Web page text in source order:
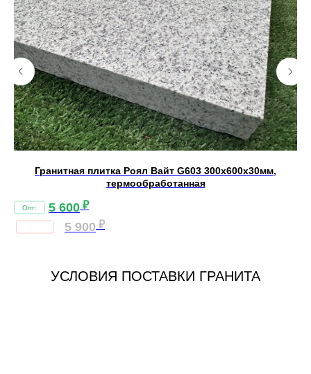
Гранитная плитка Роял Вайт G603 300х600х30мм,
термообработанная
5 600 ₽
5 900 ₽
УСЛОВИЯ ПОСТАВКИ ГРАНИТА